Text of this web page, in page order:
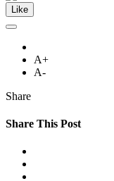
Like
A+
A-
Share
Share This Post